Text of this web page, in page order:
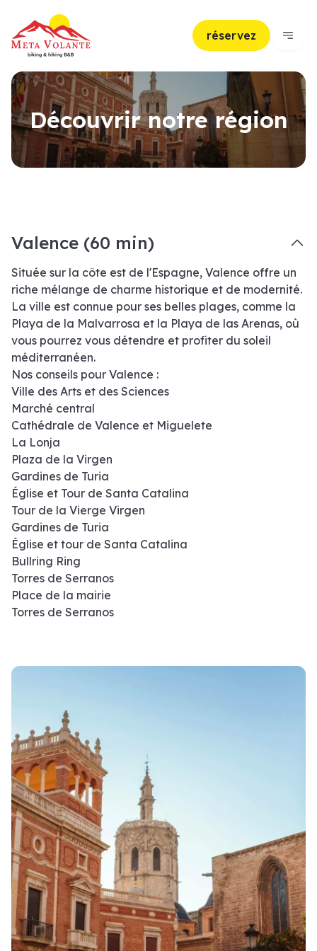
réservez
Découvrir notre région
Valence (60 min)
Située sur la côte est de l'Espagne, Valence offre un
riche mélange de charme historique et de modernité.
La ville est connue pour ses belles plages, comme la
Playa de la Malvarrosa et la Playa de las Arenas, où
vous pourrez vous détendre et profiter du soleil
méditerranéen.
Nos conseils pour Valence :
Ville des Arts et des Sciences
Marché central
Cathédrale de Valence et Miguelete
La Lonja
Plaza de la Virgen
Gardines de Turia
Église et Tour de Santa Catalina
Tour de la Vierge Virgen
Gardines de Turia
Église et tour de Santa Catalina
Bullring Ring
Torres de Serranos
Place de la mairie
Torres de Serranos